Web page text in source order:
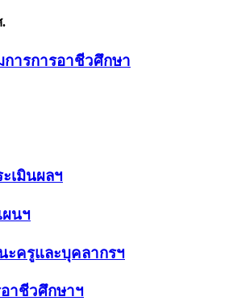
ารการอาชีวศึกษา
เมินผลฯ
นฯ
ครูและบุคลากรฯ
าชีวศึกษาฯ